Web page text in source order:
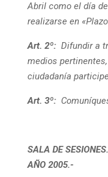
Abril como el día
realizarse en
Art. 2º: Difundir a
medios
ciudadanía
Art. 3º:
SALA DE
AÑO 2005.-